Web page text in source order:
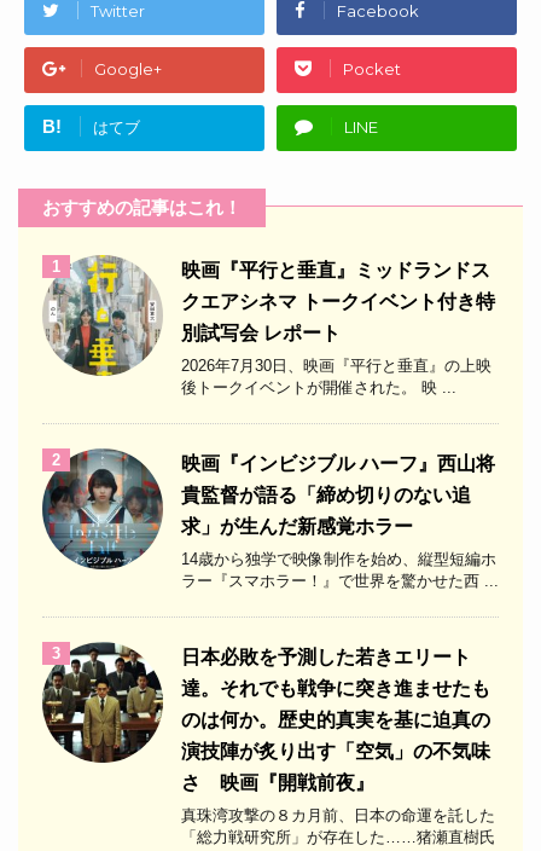
Twitter Facebook
Google+ Pocket
B! はてブ LINE
おすすめの記事はこれ！
1
映画『平行と垂直』ミッドランドス
クエアシネマ トークイベント付き特
別試写会 レポート
2026年7月30日、映画『平行と垂直』の上映
後トークイベントが開催された。 映 ...
2
映画『インビジブル ハーフ』西山将
貴監督が語る「締め切りのない追
求」が生んだ新感覚ホラー
14歳から独学で映像制作を始め、縦型短編ホ
ラー『スマホラー！』で世界を驚かせた西 ...
3
日本必敗を予測した若きエリート
達。それでも戦争に突き進ませたも
のは何か。歴史的真実を基に迫真の
演技陣が炙り出す「空気」の不気味
さ 映画『開戦前夜』
真珠湾攻撃の８カ月前、日本の命運を託した
「総力戦研究所」が存在した……猪瀬直樹氏